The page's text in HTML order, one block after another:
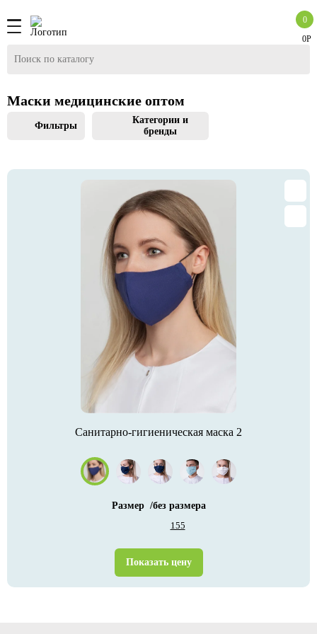
0Р
0
Маски медицинские оптом
Фильтры
Категории и
бренды
Санитарно-гигиеническая маска 2
Размер /без размера
155
Показать цену